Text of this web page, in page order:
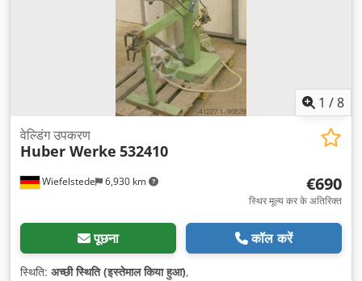
1 /8
Wiefelstede 6,930 km
वेल्डिंग उपकरण
Huber Werke 532410
€690
स्थिर मूल्य कर के अतिरिक्त
पूछना कॉल करें
स्थिति: अच्छी स्थिति (इस्तेमाल किया हुआ),